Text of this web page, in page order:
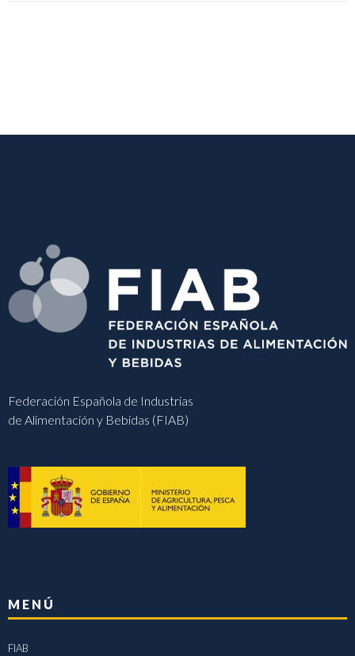
Federación Española de Industrias
de Alimentación y Bebidas (FIAB)
MENÚ
FIAB